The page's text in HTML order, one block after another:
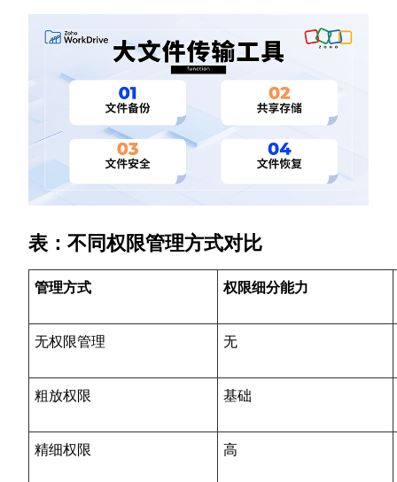
表：不同权限管理方式对比
管理方式 权限细分能力
无权限管理 无
粗放权限 基础
精细权限 高